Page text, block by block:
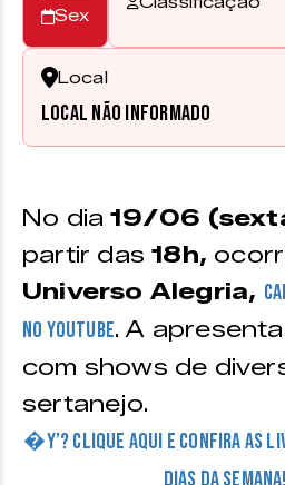
Sex
Local
Local não informado
No dia19/06
partir das18h,
Universo Alegria,
no Youtube. A
com shows de
sertanejo.
�Y’? CLIQUE AQUI E CONFIRA AS
DIAS DA